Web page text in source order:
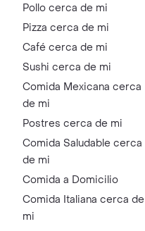
Pollo cerca de mi
Pizza cerca de mi
Café cerca de mi
Sushi cerca de mi
Comida Mexicana cerca
de mi
Postres cerca de mi
Comida Saludable cerca
de mi
Comida a Domicilio
Comida Italiana cerca de
mi